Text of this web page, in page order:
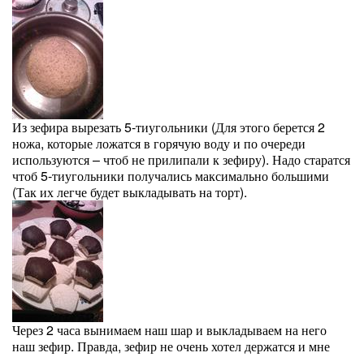
Из зефира вырезать 5-тиугольники (Для этого берется 2
ножа, которые ложатся в горячую воду и по очереди
используются – чтоб не прилипали к зефиру). Надо старатся
чтоб 5-тиугольники получались максимально большими
(Так их легче будет выкладывать на торт).
Через 2 часа вынимаем наш шар и выкладываем на него
наш зефир. Правда, зефир не очень хотел держатся и мне